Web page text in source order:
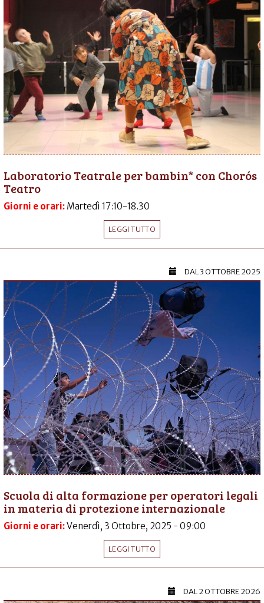
Laboratorio Teatrale per bambin* con Chorós
Teatro
Giorni e orari: Martedì 17:10-18.30
LEGGI TUTTO
DAL3 OTTOBRE 2025
Scuola di alta formazione per operatori legali
in materia di protezione internazionale
Giorni e orari:Venerdì, 3 Ottobre, 2025 - 09:00
LEGGI TUTTO
DAL2 OTTOBRE 2026